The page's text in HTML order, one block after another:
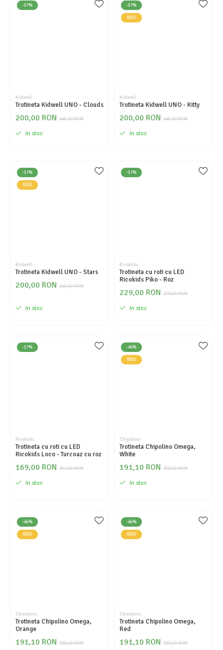
-17%
Kidwell
Trotineta Kidwell UNO - Clouds
240,00 RON
200,00 RON
In stoc
-17%
NOU
Kidwell
Trotineta Kidwell UNO - Kitty
240,00 RON
200,00 RON
In stoc
-17%
NOU
Kidwell
Trotineta Kidwell UNO - Stars
240,00 RON
200,00 RON
In stoc
-17%
Ricokids
Trotineta cu roti cu LED
Ricokids Piko - Roz
275,00 RON
229,00 RON
In stoc
-17%
Ricokids
Trotineta cu roti cu LED
Ricokids Loco - Turcoaz cu roz
203,00 RON
169,00 RON
In stoc
-46%
NOU
Chipolino
Trotineta Chipolino Omega,
White
355,00 RON
191,10 RON
In stoc
-46%
NOU
Chipolino
Trotineta Chipolino Omega,
Orange
355,00 RON
191,10 RON
-46%
NOU
Chipolino
Trotineta Chipolino Omega,
Red
355,00 RON
191,10 RON